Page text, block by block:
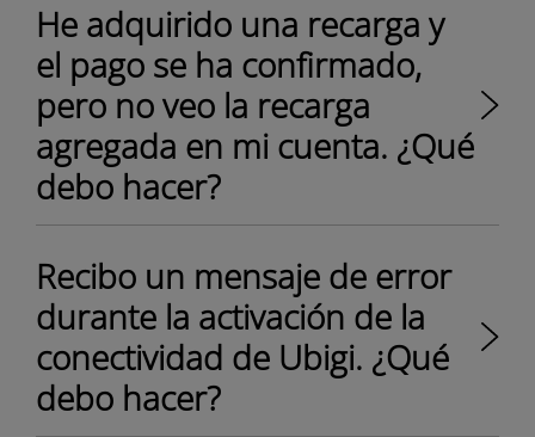
He adquirido una recarga y
el pago se ha confirmado,
pero no veo la recarga
agregada en mi cuenta. ¿Qué
debo hacer?
Recibo un mensaje de error
durante la activación de la
conectividad de Ubigi. ¿Qué
debo hacer?